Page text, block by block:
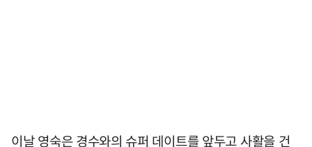
이날 영숙은 경수와의 슈퍼 데이트를 앞두고 사활을 건